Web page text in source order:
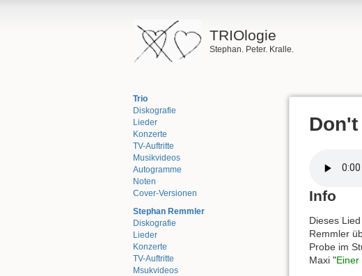
TRIOlogie
Stephan. Peter. Kralle.
Trio
Diskografie
Lieder
Konzerte
TV-Auftritte
Musikvideos
Autogramme
Noten
Cover-Versionen
Stephan Remmler
Diskografie
Lieder
Konzerte
TV-Auftritte
Msukvideos
Don't
Info
Dieses
Remmler
Probe im
Maxi "